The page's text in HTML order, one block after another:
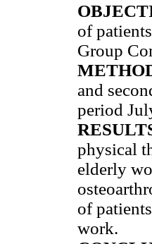
of
Group
and
period
physical
elderly
of
work.